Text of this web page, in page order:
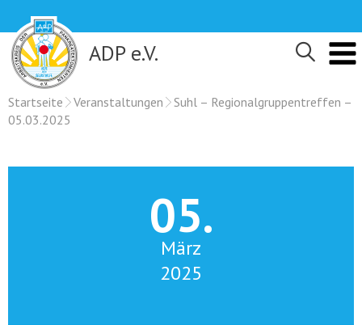
content
ADP e.V.
Startseite Veranstaltungen
Suhl – Regionalgruppentreffen –
05.03.2025
05.
März
2025